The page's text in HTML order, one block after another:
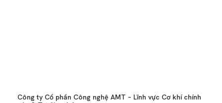
Công ty Cổ phần Công nghệ AMT – Lĩnh vực Cơ khí chính